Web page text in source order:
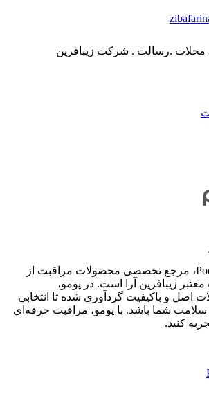
محلات .رسالت . شرکت زیبافرین
فروشگاه پومو | Poomoo، مرجع تخصصی محصولات مراقبت از
زیبافرین آرا است. در پومو،
اصل و باکیفیت گردآوری شده تا انتخابی
سلامت شما باشد. با پومو، مراقبت حرفه‌ای
کنید.